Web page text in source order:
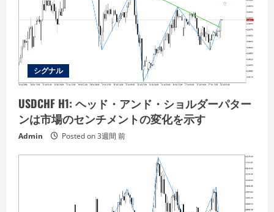
シグナル
USDCHF H1: ヘッド・アンド・ショルダーパター
ンは市場のセンチメントの変化を示す
Admin Posted on 3週間 前